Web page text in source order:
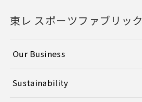
東レ スポーツファブリック
Our Business
Sustainability